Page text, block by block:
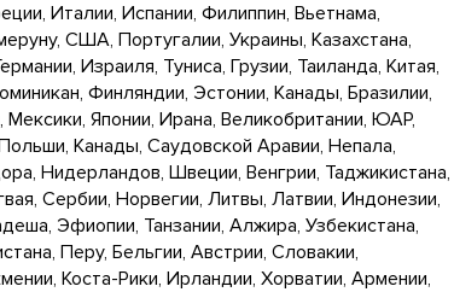
Италии, Испании, Филиппин, Вьетнама,
США, Португалии, Украины, Казахстана,
Израиля, Туниса, Грузии, Таиланда, Китая,
Финляндии, Эстонии, Канады, Бразилии,
Мексики, Японии, Ирана, Великобритании, ЮАР,
Канады, Саудовской Аравии, Непала,
Нидерландов, Швеции, Венгрии, Таджикистана,
Сербии, Норвегии, Литвы, Латвии, Индонезии,
Эфиопии, Танзании, Алжира, Узбекистана,
Перу, Бельгии, Австрии, Словакии,
Коста-Рики, Ирландии, Хорватии, Армении,